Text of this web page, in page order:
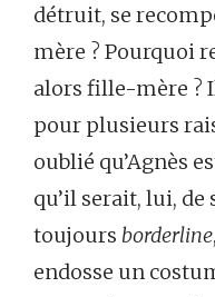
détruit, se
mère ? Pourquoi
alors fille-mère ?
pour plusieurs
oublié qu’Agnès
qu’il serait, lui, de
toujours borderline
endosse un